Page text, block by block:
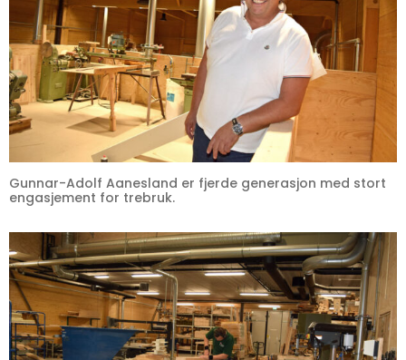
Gunnar-Adolf Aanesland er fjerde generasjon med stort
engasjement for trebruk.